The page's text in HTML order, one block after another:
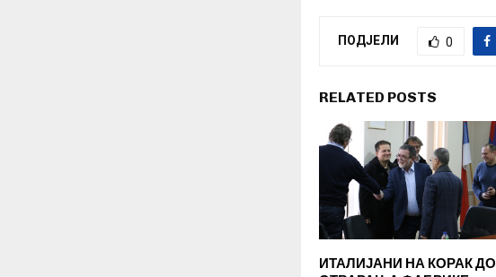
ПОДЈЕЛИ 0
RELATED POSTS
ИТАЛИЈАНИ НА КОРАК ДО